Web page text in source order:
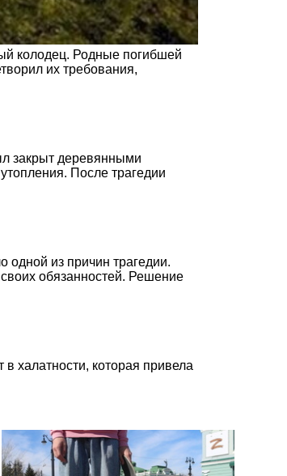
колодец. Родные погибшей
их требования,
закрыт деревянными
После трагедии
одной из причин трагедии.
обязанностей. Решение
халатности, которая привела